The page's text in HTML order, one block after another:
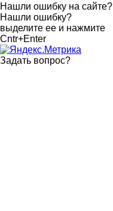
Нашли ошибку на сайте?
Нашли ошибку?
выделите ее и нажмите
Cntr+Enter
Задать вопрос?